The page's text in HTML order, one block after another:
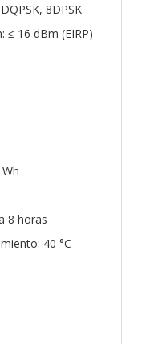
8DPSK
≤ 16 dBm (EIRP)
8 horas
40 °C